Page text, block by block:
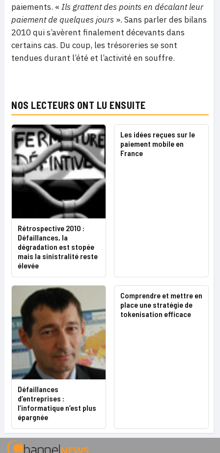
paiements. « Ils grattent des points en décalant leur
paiement de quelques jours ». Sans parler des bilans
2010 qui s’avèrent finalement décevants dans
certains cas. Du coup, les trésoreries se sont
tendues durant l’été et l’activité en souffre.
NOS LECTEURS ONT LU ENSUITE
Rétrospective 2010 :
Défaillances, la
dégradation est stopée
mais la sinistralité reste
élevée
Les idées reçues sur le
paiement mobile en
France
Défaillances
d’entreprises :
l’informatique n’est plus
épargnée
Comprendre et mettre en
place une stratégie de
tokenisation efficace